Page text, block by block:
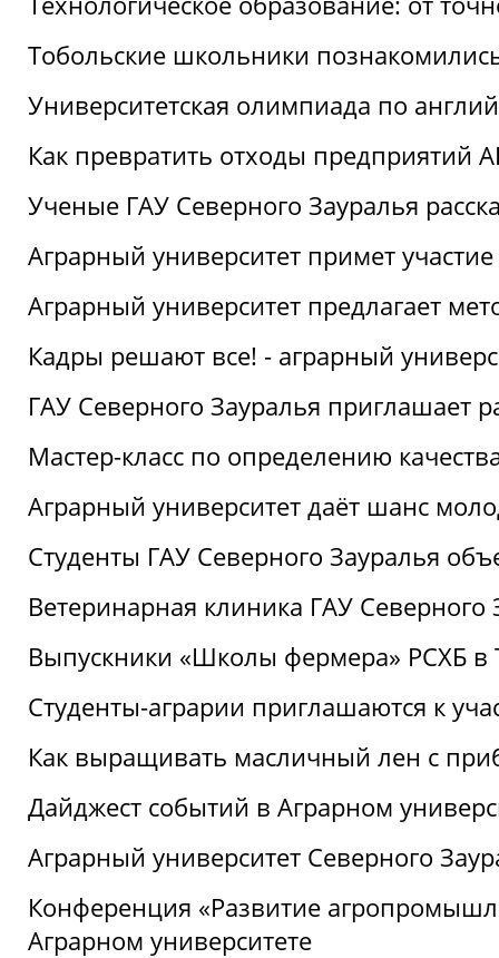
Тобольские школьники
Университетская олимпиада по
Как превратить отходы предприятий
Ученые ГАУ Северного Зауралья
Аграрный университет примет
Аграрный университет предлагает
Кадры решают все! - аграрный
ГАУ Северного Зауралья приглашает
Мастер-класс по определению
Аграрный университет даёт шанс
Студенты ГАУ Северного Зауралья
Ветеринарная клиника ГАУ Северного
Выпускники «Школы фермера» РСХБ
Студенты-аграрии приглашаются к
Как выращивать масличный лен с
Дайджест событий в Аграрном
Аграрный университет Северного
Конференция «Развитие
Аграрном университете